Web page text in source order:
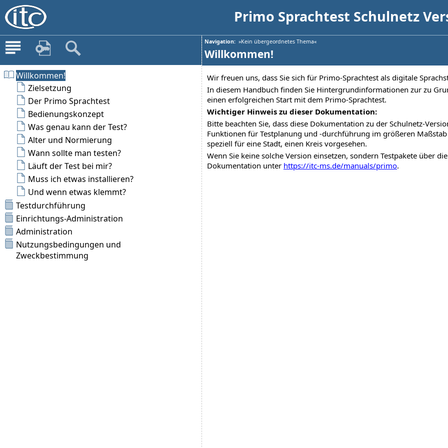
Primo Sprachtest Schulnetz